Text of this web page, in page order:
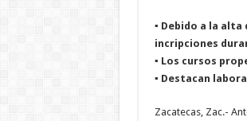
▪️ Debido a la
incripciones
▪️ Los cursos
▪️ Destacan
Zacatecas, Zac.-